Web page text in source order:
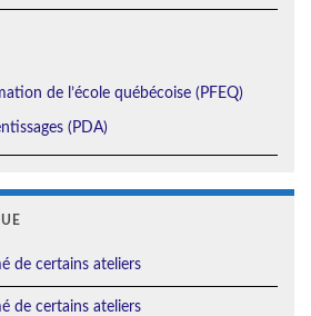
de l’école québécoise (PFEQ)
(PDA)
de certains ateliers
de certains ateliers